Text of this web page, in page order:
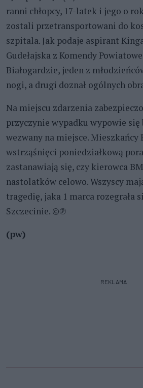
ranni chłopcy, 17-latek i jego o
zostali przetransportowani do
szpitala. Jak podaje aspirant
Gudełajska z Komendy
Białogardzie, jeden z
nogi, a drugi doznał ogólnych
Na miejscu zdarzenia
przyczynie wypadku wypowie się
wezwany na miejsce. Mieszkańcy
wstrząśnięci poniedziałkową
zastanawiają się, czy kierowca
nastolatków celowo. Wszyscy
tragedię, jaka 1 marca rozegrała
Szczecinie. ©℗
(pw)
REKLAMA